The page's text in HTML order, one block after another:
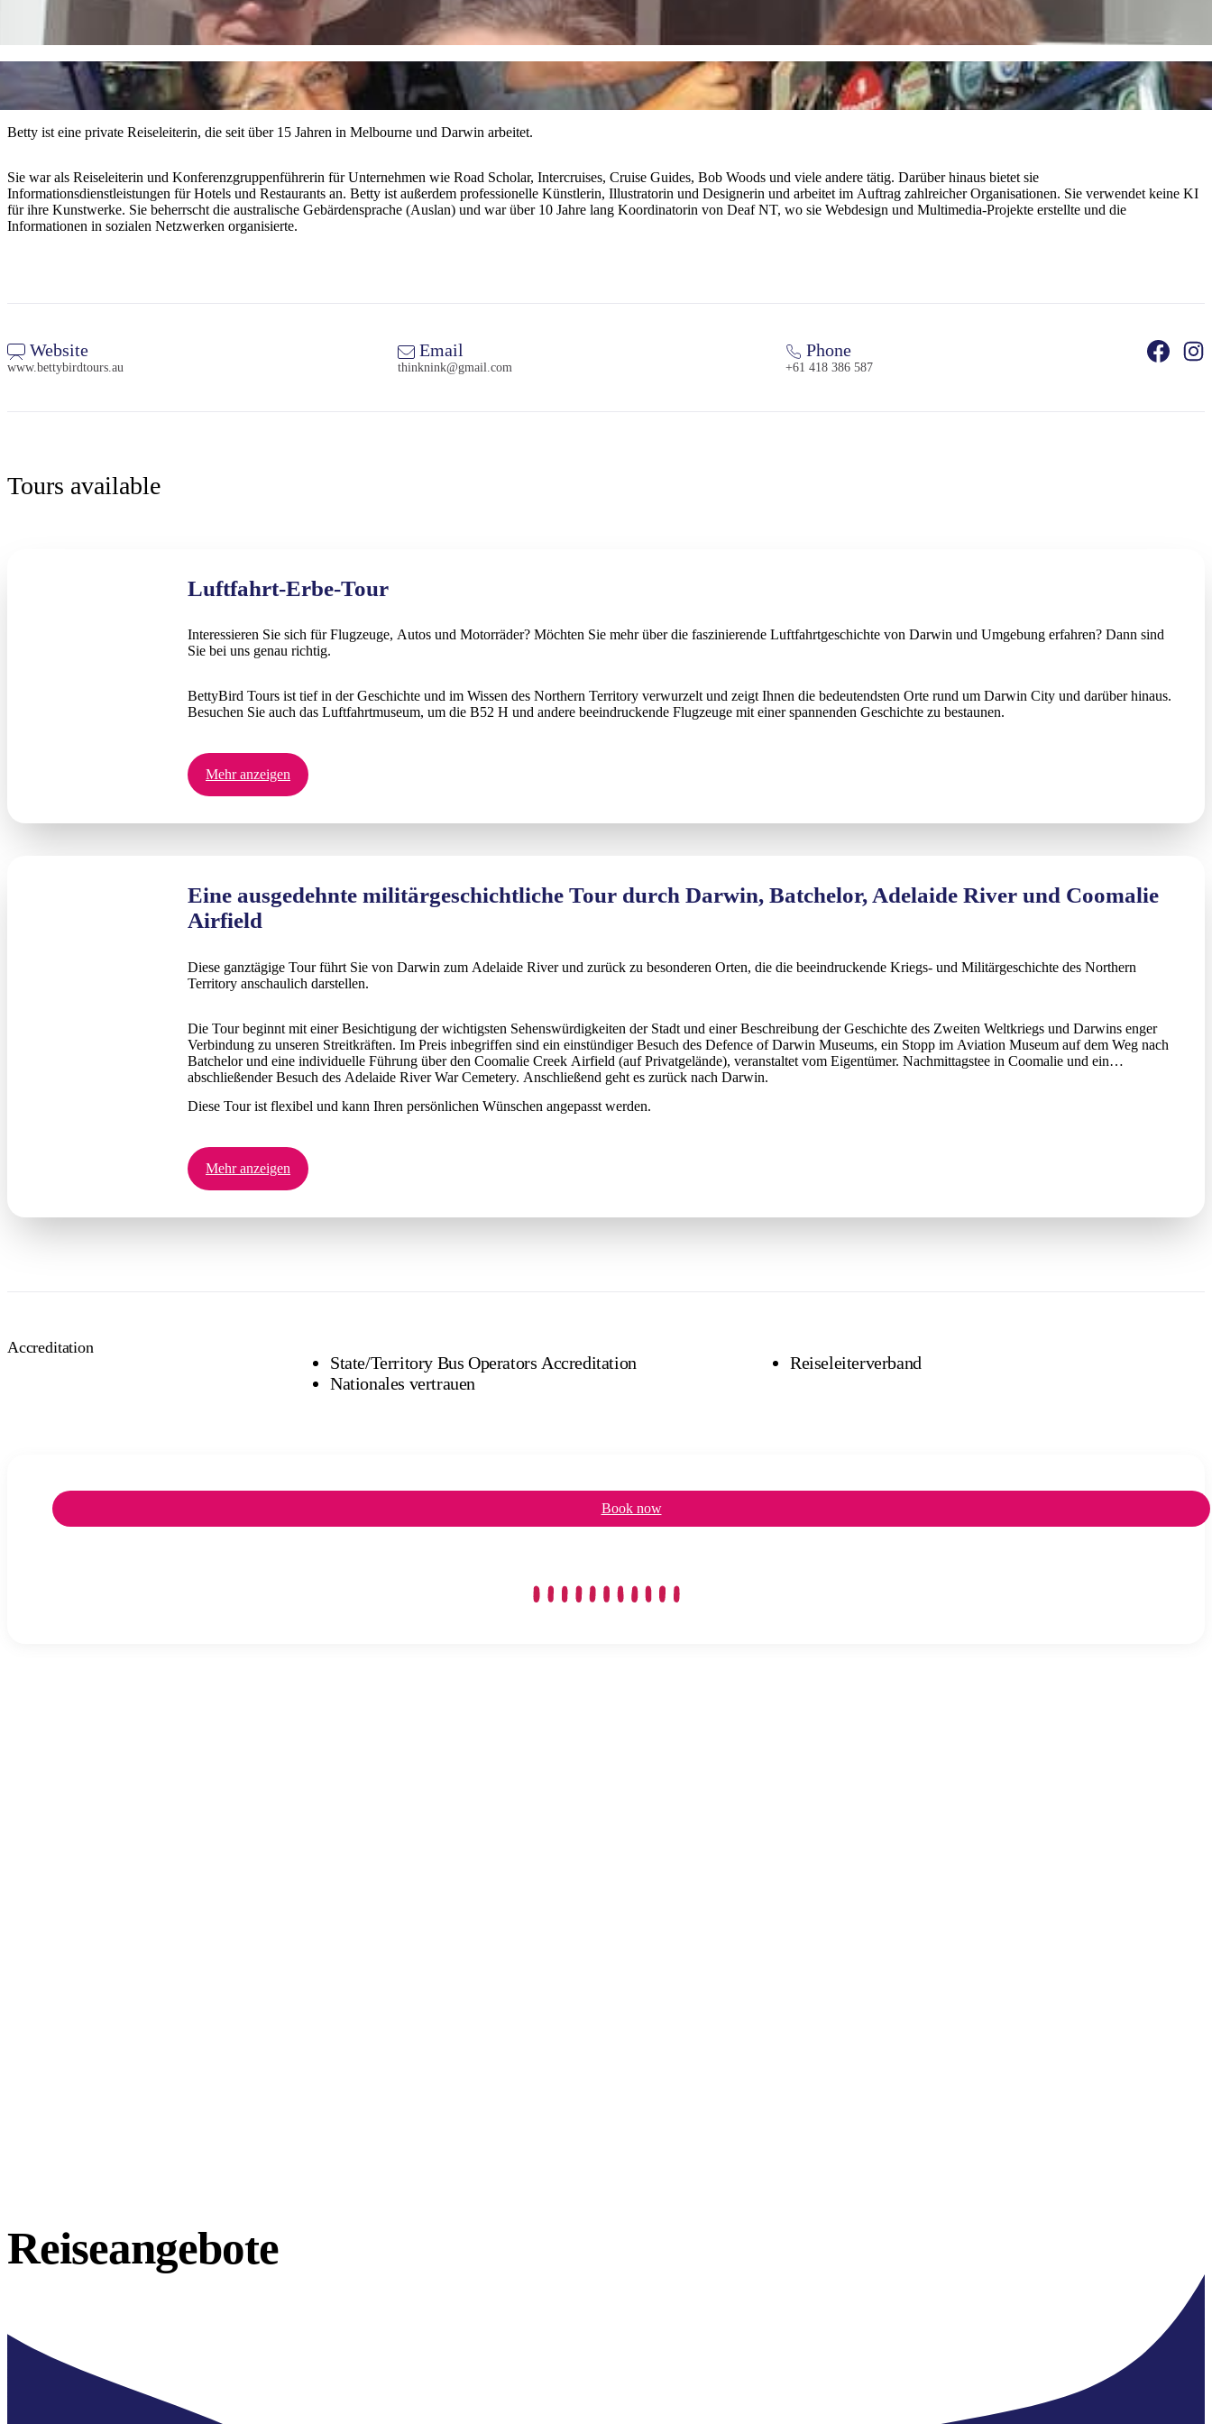
Betty ist eine private Reiseleiterin, die seit über 15 Jahren in Melbourne und Darwin arbeitet.
Sie war als Reiseleiterin und Konferenzgruppenführerin für Unternehmen wie Road Scholar, Intercruises, Cruise Guides, Bob Woods und viele andere tätig. Darüber hinaus bietet sie
Informationsdienstleistungen für Hotels und Restaurants an. Betty ist außerdem professionelle Künstlerin, Illustratorin und Designerin und arbeitet im Auftrag zahlreicher Organisationen. Sie verwendet keine KI
für ihre Kunstwerke. Sie beherrscht die australische Gebärdensprache (Auslan) und war über 10 Jahre lang Koordinatorin von Deaf NT, wo sie Webdesign und Multimedia-Projekte erstellte und die
Informationen in sozialen Netzwerken organisierte.
Website
www.bettybirdtours.au
Email
thinknink@gmail.com
Phone
+61 418 386 587
Tours available
Luftfahrt-Erbe-Tour
Interessieren Sie sich für Flugzeuge, Autos und Motorräder? Möchten Sie mehr über die faszinierende Luftfahrtgeschichte von Darwin und Umgebung erfahren? Dann sind
Sie bei uns genau richtig.
BettyBird Tours ist tief in der Geschichte und im Wissen des Northern Territory verwurzelt und zeigt Ihnen die bedeutendsten Orte rund um Darwin City und darüber hinaus.
Besuchen Sie auch das Luftfahrtmuseum, um die B52 H und andere beeindruckende Flugzeuge mit einer spannenden Geschichte zu bestaunen.
Mehr anzeigen
Eine ausgedehnte militärgeschichtliche Tour durch Darwin, Batchelor, Adelaide River und Coomalie
Airfield
Diese ganztägige Tour führt Sie von Darwin zum Adelaide River und zurück zu besonderen Orten, die die beeindruckende Kriegs- und Militärgeschichte des Northern
Territory anschaulich darstellen.
Die Tour beginnt mit einer Besichtigung der wichtigsten Sehenswürdigkeiten der Stadt und einer Beschreibung der Geschichte des Zweiten Weltkriegs und Darwins enger
Verbindung zu unseren Streitkräften. Im Preis inbegriffen sind ein einstündiger Besuch des Defence of Darwin Museums, ein Stopp im Aviation Museum auf dem Weg nach
Batchelor und eine individuelle Führung über den Coomalie Creek Airfield (auf Privatgelände), veranstaltet vom Eigentümer. Nachmittagstee in Coomalie und ein
abschließender Besuch des Adelaide River War Cemetery. Anschließend geht es zurück nach Darwin.
Diese Tour ist flexibel und kann Ihren persönlichen Wünschen angepasst werden.
Mehr anzeigen
Accreditation
State/Territory Bus Operators Accreditation
Nationales vertrauen
Reiseleiterverband
Book now
Reiseangebote